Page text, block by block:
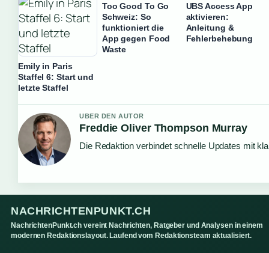
Emily in Paris
Staffel 6: Start und
letzte Staffel
Too Good To Go
Schweiz: So
funktioniert die
App gegen Food
Waste
UBS Access App
aktivieren:
Anleitung &
Fehlerbehebung
UBER DEN AUTOR
Freddie Oliver Thompson Murray
Die Redaktion verbindet schnelle Updates mit
NACHRICHTENPUNKT.CH
NachrichtenPunkt.ch vereint Nachrichten, Ratgeber und Analysen in einem
modernen Redaktionslayout. Laufend vom Redaktionsteam aktualisiert.